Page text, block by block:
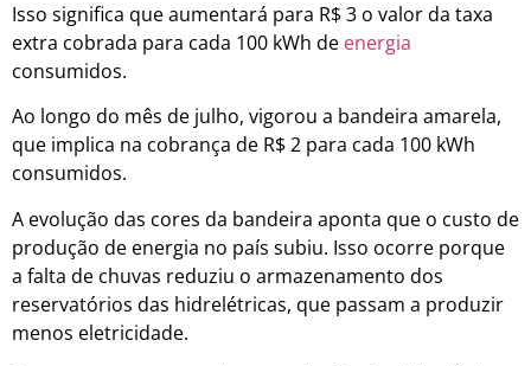
Isso significa que aumentará para R$ 3 o valor da taxa
extra cobrada para cada 100 kWh de energia
consumidos.
Ao longo do mês de julho, vigorou a bandeira amarela,
que implica na cobrança de R$ 2 para cada 100 kWh
consumidos.
A evolução das cores da bandeira aponta que o custo de
produção de energia no país subiu. Isso ocorre porque
a falta de chuvas reduziu o armazenamento dos
reservatórios das hidrelétricas, que passam a produzir
menos eletricidade.